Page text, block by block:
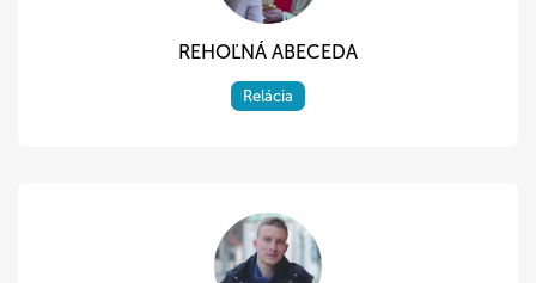
REHOĽNÁ ABECEDA
Relácia